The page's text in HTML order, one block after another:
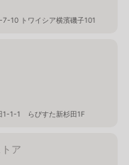
10 トワイシア横濱磯子101
1-1-1 らびすた新杉田1F
ア